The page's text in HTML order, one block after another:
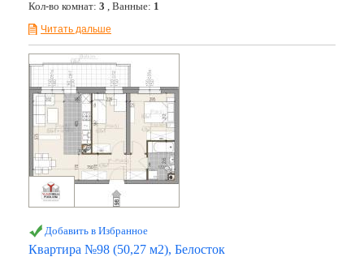
Кол-во комнат: 3 , Ванные: 1
Читать дальше
Добавить в Избранное
Квартира №98 (50,27 м2), Белосток